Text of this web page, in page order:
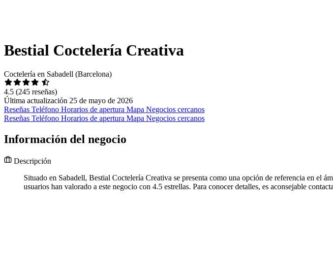
Bestial Coctelería Creativa
Coctelería en Sabadell (Barcelona)
4.5 (245 reseñas)
Última actualización 25 de mayo de 2026
Reseñas Teléfono Horarios de apertura Mapa Negocios cercanos
Reseñas Teléfono Horarios de apertura Mapa Negocios cercanos
Información del negocio
Descripción
Situado en Sabadell, Bestial Coctelería Creativa se presenta como una opción de referencia en el
usuarios han valorado a este negocio con 4.5 estrellas. Para conocer detalles, es aconsejable